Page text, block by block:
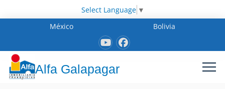
Select Language ▼
México
Bolivia
Alfa Galapagar